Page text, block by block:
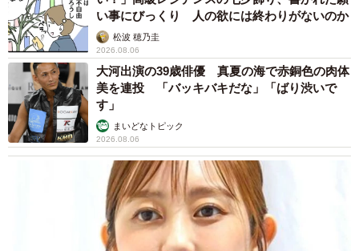
美を連投 「バッキバキだな」「ばり渋いで
す」
まいどなトピック
2026.08.06